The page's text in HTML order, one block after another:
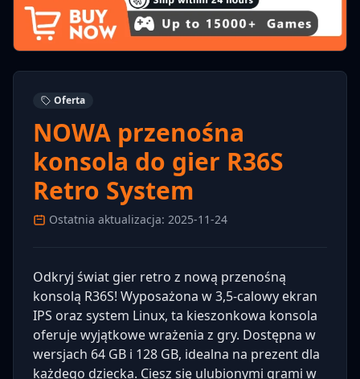
Oferta
NOWA przenośna
konsola do gier R36S
Retro System
Ostatnia aktualizacja: 2025-11-24
Odkryj świat gier retro z nową przenośną
konsolą R36S! Wyposażona w 3,5-calowy ekran
IPS oraz system Linux, ta kieszonkowa konsola
oferuje wyjątkowe wrażenia z gry. Dostępna w
wersjach 64 GB i 128 GB, idealna na prezent dla
każdego dziecka. Ciesz się ulubionymi grami w